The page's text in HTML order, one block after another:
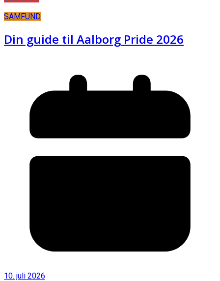
SAMFUND
Din guide til Aalborg Pride 2026
10. juli 2026